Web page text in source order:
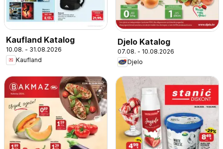
Kaufland Katalog
10.08. - 31.08.2026
Kaufland
Djelo Katalog
07.08. - 10.08.2026
Djelo